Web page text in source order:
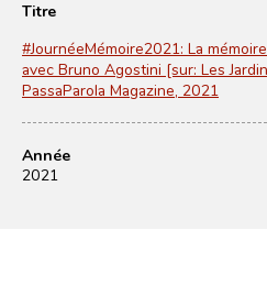
Titre
#JournéeMémoire2021: La
avec Bruno Agostini [sur: Les
PassaParola Magazine, 2021
Année
2021